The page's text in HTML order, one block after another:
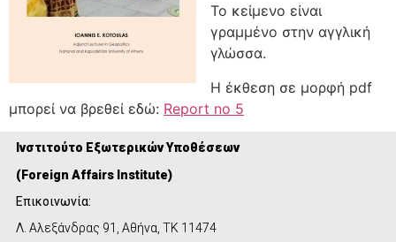
Το κείμενο είναι
γραμμένο στην αγγλική
γλώσσα.
Η έκθεση σε μορφή pdf
μπορεί να βρεθεί εδώ: Report no 5
Ινστιτούτο Εξωτερικών Υποθέσεων
(Foreign Affairs Institute)
Επικοινωνία:
Λ. Αλεξάνδρας 91, Αθήνα, ΤΚ 11474